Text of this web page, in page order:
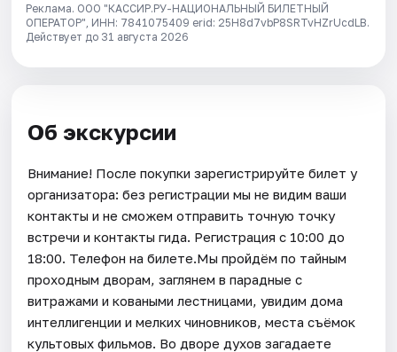
Реклама. ООО "КАССИР.РУ-НАЦИОНАЛЬНЫЙ БИЛЕТНЫЙ
ОПЕРАТОР", ИНН: 7841075409 erid: 25H8d7vbP8SRTvHZrUcdLB.
Действует до 31 августа 2026
Об экскурсии
Внимание! После покупки зарегистрируйте билет у
организатора: без регистрации мы не видим ваши
контакты и не сможем отправить точную точку
встречи и контакты гида. Регистрация с 10:00 до
18:00. Телефон на билете.Мы пройдём по тайным
проходным дворам, заглянем в парадные с
витражами и коваными лестницами, увидим дома
интеллигенции и мелких чиновников, места съёмок
культовых фильмов. Во дворе духов загадаете